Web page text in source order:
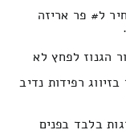
ל# פר אריזה
הגנוז לפחץ לא
רפידות נדיב
בלבד בפנים